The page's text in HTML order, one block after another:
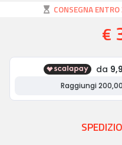
CONSEGNA
€